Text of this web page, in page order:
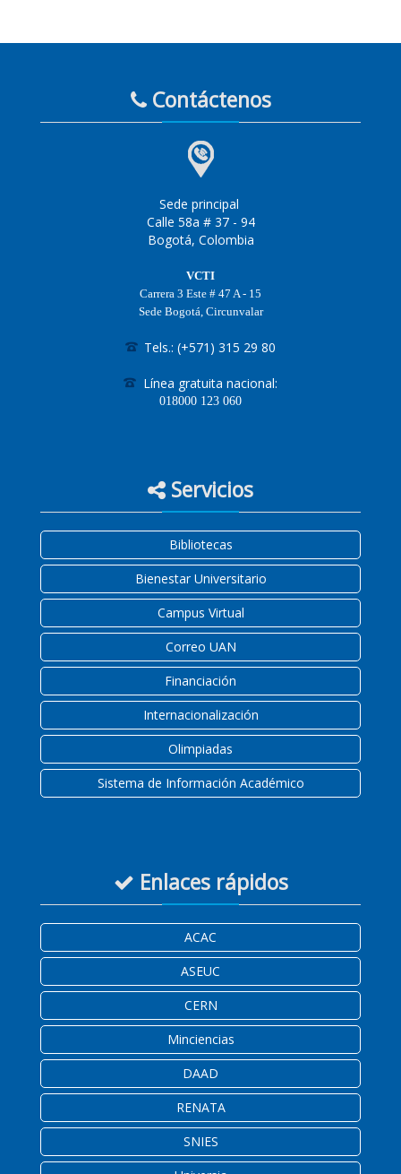
Contáctenos
Sede principal
Calle 58a # 37 - 94
Bogotá, Colombia
VCTI
Carrera 3 Este # 47 A - 15
Sede Bogotá, Circunvalar
Tels.: (+571) 315 29 80
Línea gratuita nacional:
018000 123 060
Servicios
Bibliotecas
Bienestar Universitario
Campus Virtual
Correo UAN
Financiación
Internacionalización
Olimpiadas
Sistema de Información Académico
Enlaces rápidos
ACAC
ASEUC
CERN
Minciencias
DAAD
RENATA
SNIES